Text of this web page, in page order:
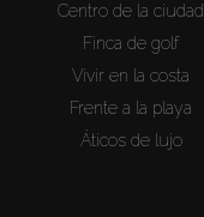
Centro de la ciudad
Finca de golf
Vivir en la costa
Frente a la playa
Áticos de lujo